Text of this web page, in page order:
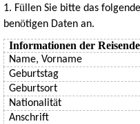
1. Fü llen Sie bitte das
benötigen Daten an.
Informationen der
Name, Vorname
Geburtstag
Geburtsort
Nationalität
Anschrift